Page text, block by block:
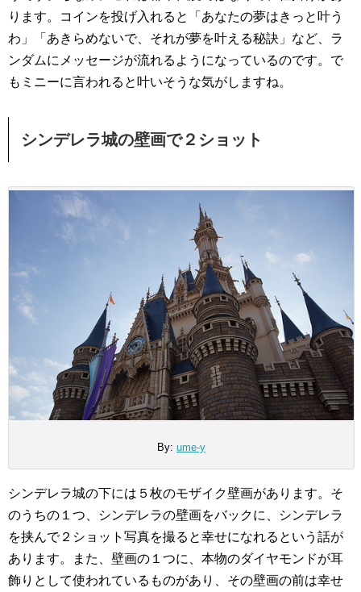
ります。コインを投げ入れると「あなたの夢はきっと叶う
わ」「あきらめないで、それが夢を叶える秘訣」など、ラ
ンダムにメッセージが流れるようになっているのです。で
もミニーに言われると叶いそうな気がしますね。
シンデレラ城の壁画で２ショット
By: ume-y
シンデレラ城の下には５枚のモザイク壁画があります。そ
のうちの１つ、シンデレラの壁画をバックに、シンデレラ
を挟んで２ショット写真を撮ると幸せになれるという話が
あります。また、壁画の１つに、本物のダイヤモンドが耳
飾りとして使われているものがあり、その壁画の前は幸せ